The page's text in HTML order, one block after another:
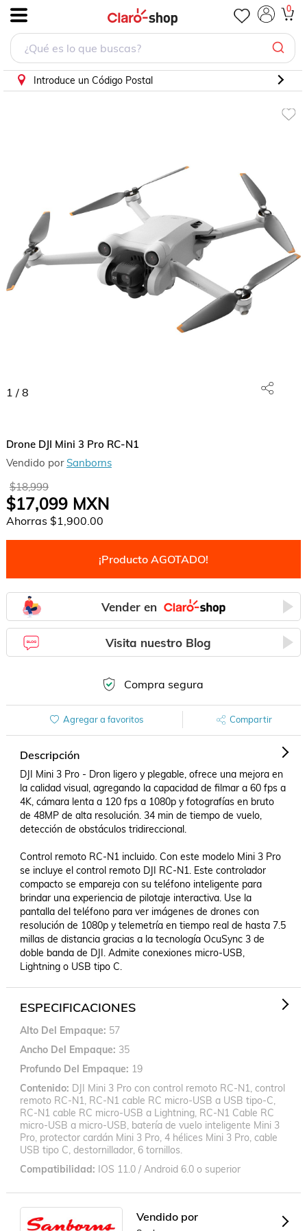
0
Introduce un Código Postal
1 / 8
Drone DJI Mini 3 Pro RC-N1
Vendido por Sanborns
$18,999
$17,099MXN
Ahorras $1,900.00
¡Producto AGOTADO!
Vender en
Visita nuestro Blog
Compra segura
Agregar a favoritos Compartir
Descripción
DJI Mini 3 Pro - Dron ligero y plegable, ofrece una mejora en
la calidad visual, agregando la capacidad de filmar a 60 fps a
4K, cámara lenta a 120 fps a 1080p y fotografías en bruto
de 48MP de alta resolución. 34 min de tiempo de vuelo,
detección de obstáculos tridireccional.
Control remoto RC-N1 incluido. Con este modelo Mini 3 Pro
se incluye el control remoto DJI RC-N1. Este controlador
compacto se empareja con su teléfono inteligente para
brindar una experiencia de pilotaje interactiva. Use la
pantalla del teléfono para ver imágenes de drones con
resolución de 1080p y telemetría en tiempo real de hasta 7.5
millas de distancia gracias a la tecnología OcuSync 3 de
doble banda de DJI. Admite conexiones micro-USB,
Lightning o USB tipo C.
ESPECIFICACIONES
Alto Del Empaque 57
Ancho Del Empaque 35
Profundo Del Empaque
19
Contenido DJI Mini 3 Pro con control remoto RC-N1, control
remoto RC-N1, RC-N1 cable RC micro-USB a USB tipo-C,
RC-N1 cable RC micro-USB a Lightning, RC-N1 Cable RC
micro-USB a micro-USB, batería de vuelo inteligente Mini 3
Pro, protector cardán Mini 3 Pro, 4 hélices Mini 3 Pro, cable
USB tipo C, destornillador, 6 tornillos.
Compatibilidad IOS 11.0 / Android 6.0 o superior
Vendido por